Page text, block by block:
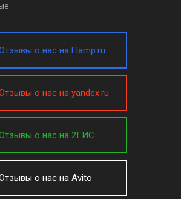
о нас на Flamp.ru
о нас на yandex.ru
о нас на 2ГИС
о нас на Avito